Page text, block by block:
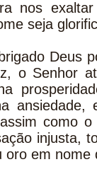
nos
seja
Deus
o Senhor
ansiedade,
como
injusta,
oro em nome